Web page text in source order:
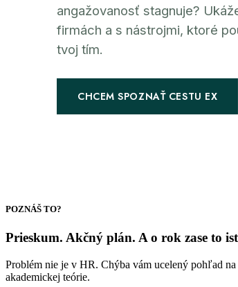
angažovanosť stagnuje?
firmách a s nástrojmi, ktoré
tvoj tím.
CHCEM SPOZNAŤ CESTU EX
POZNÁŠ TO?
Prieskum. Akčný plán. A o rok zase to
Problém nie je v HR. Chýba vám ucelený pohľad
akademickej teórie.